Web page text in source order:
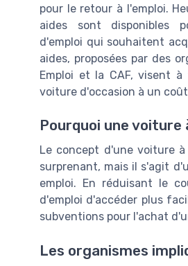
pour le retour à l'emploi.
aides sont disponibles
d'emploi qui souhaitent
aides, proposées par des
Emploi et la CAF, visent
voiture d'occasion à un
Pourquoi une voiture
Le concept d'une voiture
surprenant, mais il s'agit
emploi. En réduisant le
d'emploi d'accéder plus
subventions pour l'achat
Les organismes